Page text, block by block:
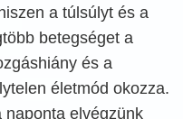
a túlsúlyt és a
betegséget a
és a
életmód okozza.
naponta elvégzünk